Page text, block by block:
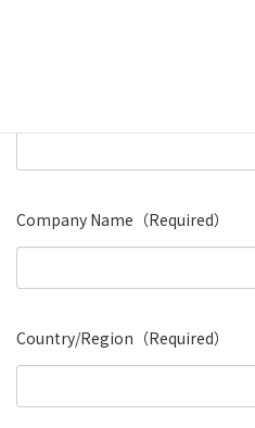
Company Name（Required）
Country/Region（Required）